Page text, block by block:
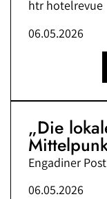
htr hotelrevue
06.05.2026
„Die
Engadiner Post
06.05.2026